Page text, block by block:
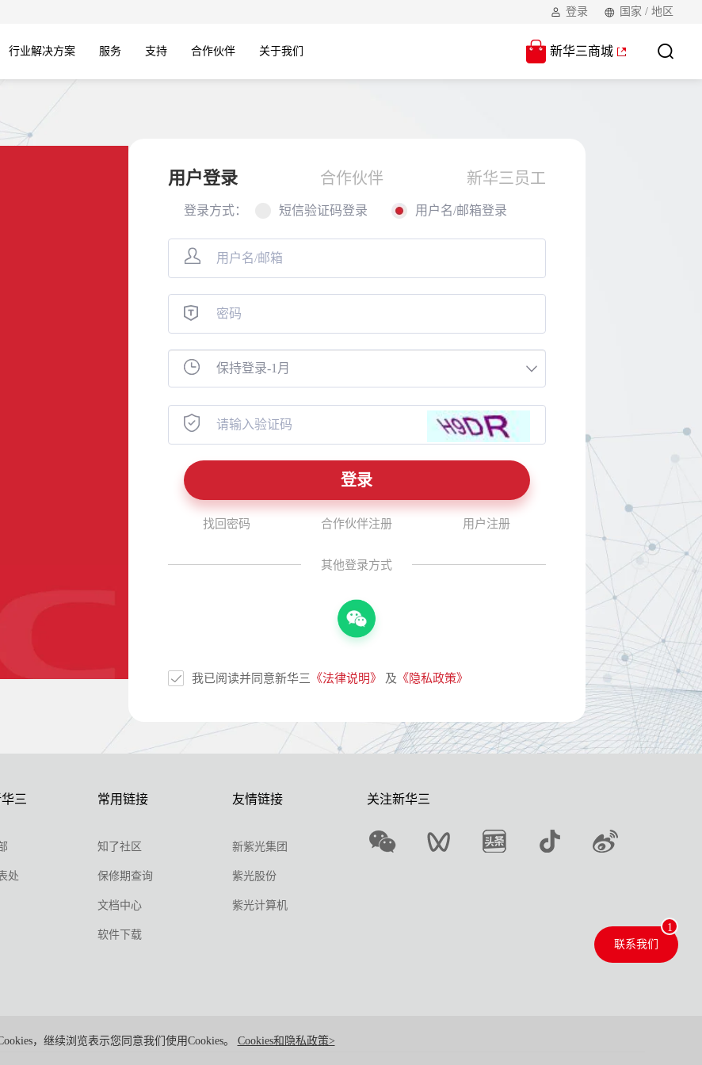
登录 国家 / 地区
行业解决方案 服务 支持 合作伙伴 关于我们 新华三商城
用户登录 合作伙伴 新华三员工
登录方式： 短信验证码登录 用户名/邮箱登录
找回密码 合作伙伴注册 用户注册
其他登录方式
我已阅读并同意新华三 《法律说明》 及 《隐私政策》
三
处
常用链接
知了社区
保修期查询
文档中心
软件下载
友情链接
新紫光集团
紫光股份
紫光计算机
关注新华三
联系我们
，继续浏览表示您同意我们使用Cookies。 Cookies和隐私政策>